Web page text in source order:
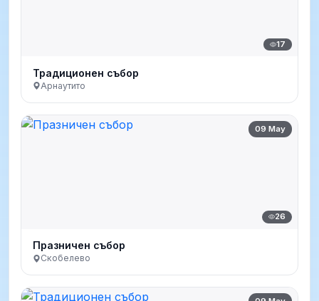
17
Традиционен събор
Арнаутито
09 May
26
Празничен събор
Скобелево